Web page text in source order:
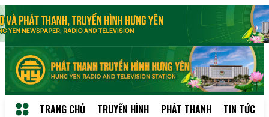
TRANG CHỦ TRUYỀN HÌNH PHÁT THANH TIN TỨC